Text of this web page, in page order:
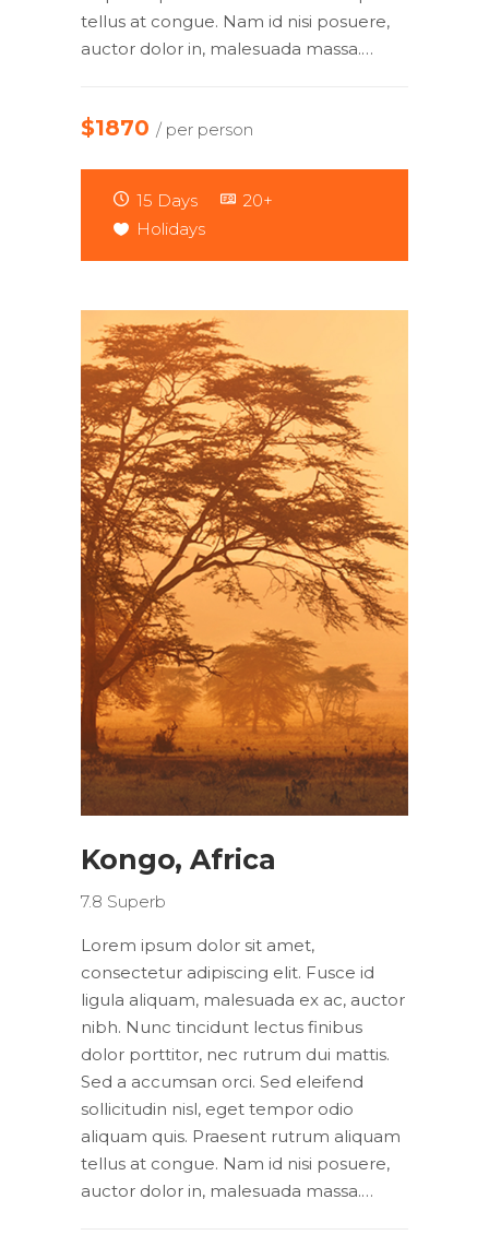
tellus at congue. Nam id nisi posuere,
auctor dolor in, malesuada massa.…
$1870 / per person
15 Days
20+
Holidays
Kongo, Africa
7.8 Superb
Lorem ipsum dolor sit amet,
consectetur adipiscing elit. Fusce id
ligula aliquam, malesuada ex ac, auctor
nibh. Nunc tincidunt lectus finibus
dolor porttitor, nec rutrum dui mattis.
Sed a accumsan orci. Sed eleifend
sollicitudin nisl, eget tempor odio
aliquam quis. Praesent rutrum aliquam
tellus at congue. Nam id nisi posuere,
auctor dolor in, malesuada massa.…